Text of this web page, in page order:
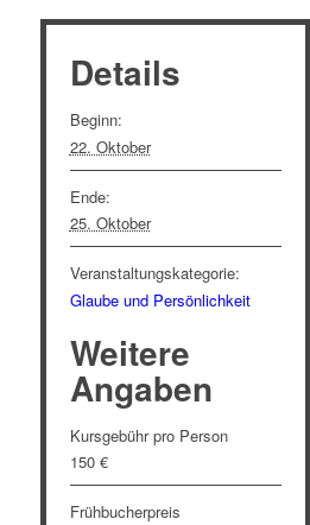
Details
Beginn:
22. Oktober
Ende:
25. Oktober
Veranstaltungskategorie:
Glaube und Persönlichkeit
Weitere
Angaben
Kursgebühr pro Person
150 €
Frühbucherpreis